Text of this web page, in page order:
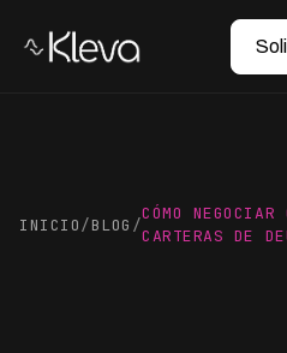
INICIO/BLOG /
CÓMO
CARTERAS DE